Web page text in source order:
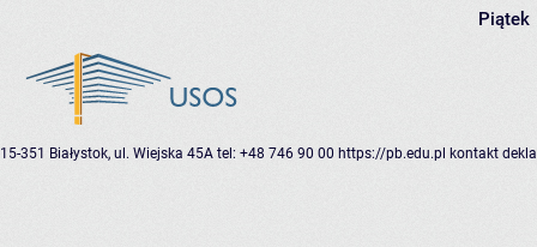
Piątek
15-351 Białystok, ul. Wiejska 45A tel: +48 746 90 00 https://pb.edu.pl kontakt